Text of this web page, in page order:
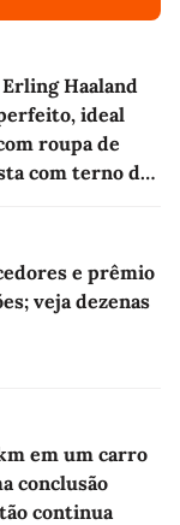
Haaland
ideal
roupa de
com terno de
e prêmio
veja dezenas
em um carro
conclusão
continua